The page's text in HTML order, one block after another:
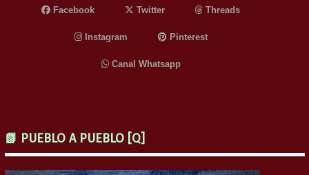
Facebook Twitter Threads
Instagram Pinterest
Canal Whatsapp
📗 PUEBLO A PUEBLO [Q]